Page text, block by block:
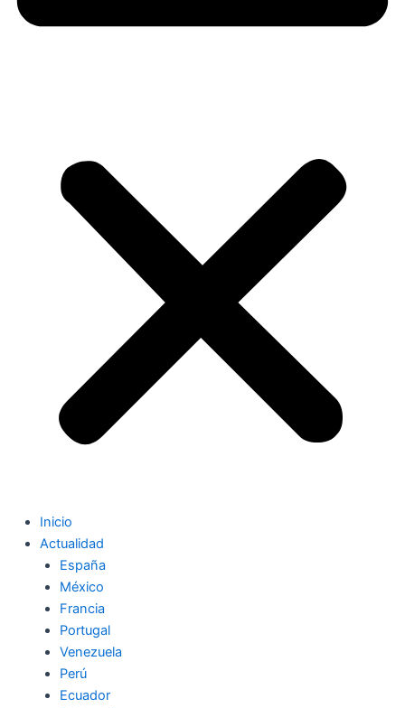
Inicio
Actualidad
España
México
Francia
Portugal
Venezuela
Perú
Ecuador